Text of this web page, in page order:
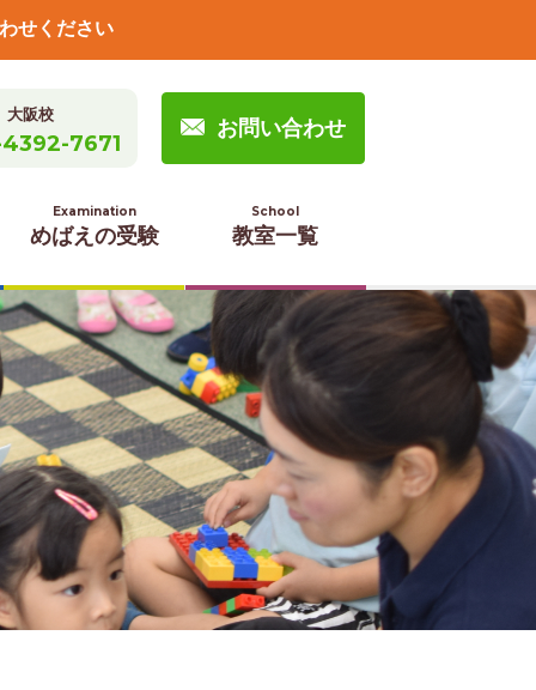
せください
大阪校
7671
お問い合わせ
Examination
めばえの受験
School
教室一覧